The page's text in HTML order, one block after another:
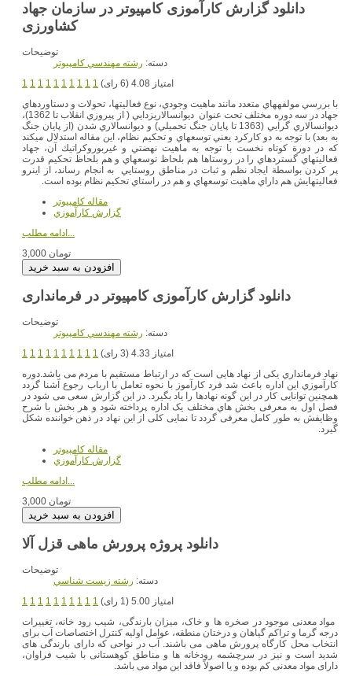
دانلود گزارش کارآموزی کامپیوتر در سازمان جهاد
کشاورزی
توضیحات
دسته: رشته مهندسي کامپيوتر
1 1 1 1 1 1 1 1 1 1
امتیاز 4.08 (6 رای)
با بررسي مولفه‏هاي متعدد مانند ماهيت وجودي، نوع فعاليت‏ها، تحولات و دستاوردهاي
جهاد در سه دوره‏ مختلف تحت عنوان ديوانسالاري‏‏زدايي ( از پيروزي انقلاب تا 1362)،
ديوانسالاري ‏گرايي (1363 تا پايان جنگ تحميلي) و ديوانسالاري شدن (از پايان جنگ
به بعد) با توجه به دو كاركرد يعني توسعه‏اي و تحكيم نظام، اين مقاله استدلال مي‏كند
كه در دورة كوتاه نخست با توجه به ماهيت نهضتي و غيربوروكراتيك آن، جهاد
فعاليت‏هاي گسترده‏اي را در روستاها هم بلحاظ توسعه‏اي و هم بلحاظ تحكيم قدرت
پر كردن بواسطة ايجاد نظم و ثبات در مناطق روستايي به انجام ‏رساند، از اينرو
فعاليت‏هايش هم داراي ماهيت توسعه‏اي و هم در راستاي تحكيم نظام بوده است.
مقاله کامپیوتر
گزارش کارآموزي
ادامه مطلب...
3,000 تومان
دانلود گزارش کارآموزی کامپیوتر در فرمانداری
توضیحات
دسته: رشته مهندسي کامپيوتر
1 1 1 1 1 1 1 1 1 1
امتیاز 4.33 (3 رای)
نهاد فرمانداري یکی از نهاد هایی است که در ارتباط مستقیم با مردم می باشد.دوره
کارآموزي این اداره باعث شد فرد کارآموز با نحوه تعامل با ارباب رجوع آشنا گردد
همچنین توانایی کار در این گونه نهادها را یاد بگیرد. در این گزارش سعی می شود در
فصل اول به معرفی بخش هاي مختلف یک اداره پرداخته شود و هر بخش با شرح
وظایفش به طور کامل معرفی گردد تا نمایی کلی از این نهاد در ذهن خواننده شکل
گیرد.
مقاله کامپیوتر
گزارش کارآموزي
ادامه مطلب...
3,000 تومان
دانلود پروژه پرورش ماهی قزل آلا
توضیحات
دسته: رشته زيست شناسي
1 1 1 1 1 1 1 1 1 1
امتیاز 5.00 (1 رای)
مواد معدنی موجود در صخره ها و خاک، میزان بارندگی، شیب رود خانه، تغییرات
درجه گرما و تراکم گیاهان و درختان منطقه، عوامل اولیه کنترل اختصاصات آب برای
انتخاب محل کارگاه پرورش ماهی می باشند. آب در نواحی که دارای بارندگی های
شدید است و نیز در سرچشمه رودخانه ها و مناطق کوهستانی با شیب فراوان،
دارای مواد معدنی کم بوده و یا اصولاً فاقد این مواد می باشد.